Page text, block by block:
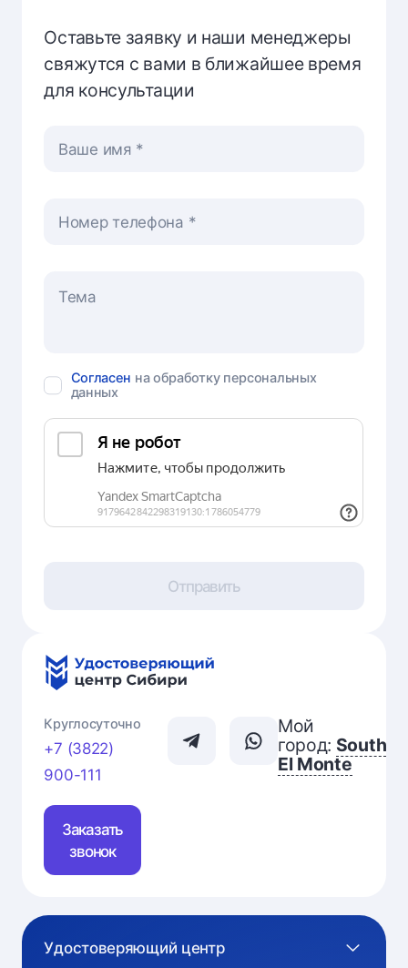
Оставьте заявку и наши менеджеры
свяжутся с вами в ближайшее время
для консультации
Ваше имя
Номер телефона
Согласен на обработку персональных
данных
Отправить
Круглосуточно
+7 (3822)
900-111
Заказать
звонок
Мой
город: South
El Monte
Удостоверяющий центр